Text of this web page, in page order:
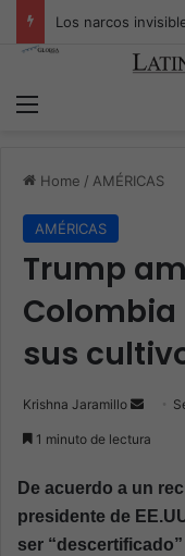
Home / AMÉRICAS
AMÉRICAS
Trump
sus
Krishna Jaramillo
d
a
1 minuto de lectura
De acuerdo a un
presidente de
ser